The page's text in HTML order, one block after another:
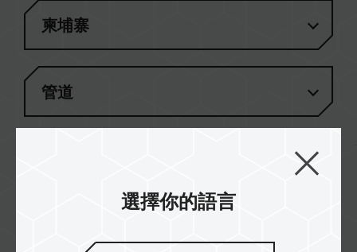
柬埔寨
管道
選擇你的語言